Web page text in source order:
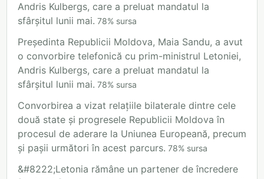
Andris Kulbergs, care a preluat mandatul la
sfârșitul lunii mai. 78% sursa
Președinta Republicii Moldova, Maia Sandu, a avut
o convorbire telefonică cu prim-ministrul Letoniei,
Andris Kulbergs, care a preluat mandatul la
sfârșitul lunii mai. 78% sursa
Convorbirea a vizat relațiile bilaterale dintre cele
două state și progresele Republicii Moldova în
procesul de aderare la Uniunea Europeană, precum
și pașii următori în acest parcurs. 78% sursa
&#8222;Letonia rămâne un partener de încredere